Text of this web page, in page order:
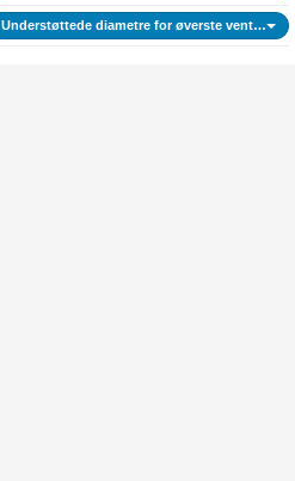
Understøttede diametre for øverste